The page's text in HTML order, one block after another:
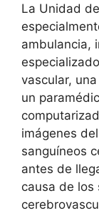
La Unidad
ambulancia,
vascular,
un
imágenes
sanguíneos
antes de
causa de los